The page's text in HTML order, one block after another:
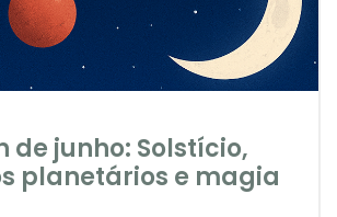
de junho: Solstício,
planetários e magia